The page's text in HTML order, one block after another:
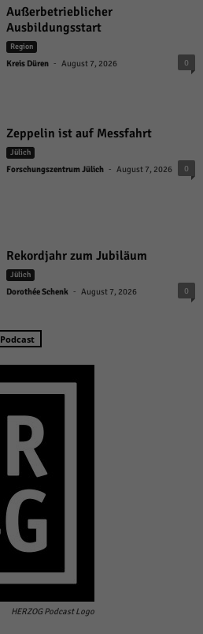
Außerbetrieblicher
Ausbildungsstart
Region
Kreis Düren - August 7, 2026 0
Zeppelin ist auf Messfahrt
Jülich
Forschungszentrum Jülich - August 7, 2026 0
Rekordjahr zum Jubiläum
Jülich
Dorothée Schenk - August 7, 2026 0
Podcast
HERZOG Podcast Logo